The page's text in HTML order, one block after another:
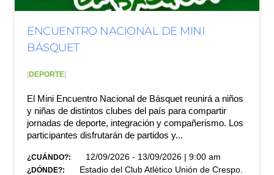
ENCUENTRO NACIONAL DE MINI
BÁSQUET
DEPORTE
El Mini Encuentro Nacional de Básquet reunirá a niños
y niñas de distintos clubes del país para compartir
jornadas de deporte, integración y compañerismo. Los
participantes disfrutarán de partidos y...
¿CUÁNDO?: 12/09/2026 - 13/09/2026 | 9:00 am
¿DÓNDE?: Estadio del Club Atlético Unión de Crespo.